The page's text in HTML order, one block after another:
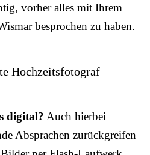
vorher alles mit Ihrem
besprochen zu haben.
digital? Auch hierbei
Absprachen zurückgreifen